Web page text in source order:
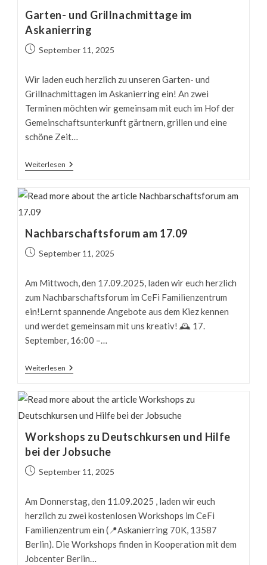
–
Danke
Für
Schönen
Garten- und Grillnachmittage im
Askanierring
BeitragSeptember 11, 2025
Wir laden euch herzlich zu unseren Garten- und
Grillnachmittagen im Askanierring ein! An zwei
Terminen möchten wir gemeinsam mit euch im Hof der
Gemeinschaftsunterkunft gärtnern, grillen und eine
schöne Zeit…
Weiterlesen Garten-
Und
Im
Askanierring
Nachbarschaftsforum am 17.09
BeitragSeptember 11, 2025
Am Mittwoch, den 17.09.2025, laden wir euch herzlich
zum Nachbarschaftsforum im CeFi Familienzentrum
ein!Lernt spannende Angebote aus dem Kiez kennen
und werdet gemeinsam mit uns kreativ! 🕰️ 17.
September, 16:00 –…
Weiterlesen Nachbarschaftsforum
Am
Workshops zu Deutschkursen und Hilfe
bei der Jobsuche
BeitragSeptember 11, 2025
Am Donnerstag, den 11.09.2025 , laden wir euch
herzlich zu zwei kostenlosen Workshops im CeFi
Familienzentrum ein (📍Askanierring 70K, 13587
Berlin). Die Workshops finden in Kooperation mit dem
Jobcenter Berlin…